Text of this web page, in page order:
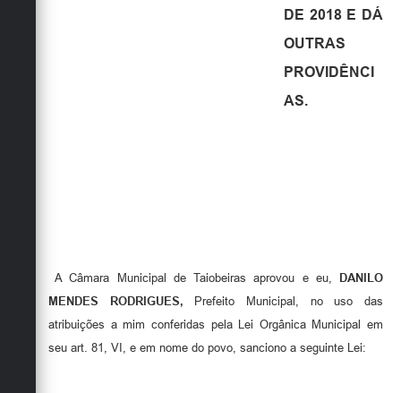
DE 2018 E DÁ
OUTRAS
PROVIDÊNCI
AS.
A Câmara Municipal de Taiobeiras aprovou e eu,
DANILO
MENDES RODRIGUES, Prefeito Municipal, no uso das
atribuições a mim conferidas pela Lei Orgânica Municipal em
seu art. 81, VI, e em nome do povo, sanciono a seguinte Lei: